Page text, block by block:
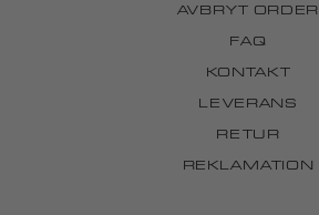
AVBRYT ORDER
FAQ
KONTAKT
LEVERANS
RETUR
REKLAMATION